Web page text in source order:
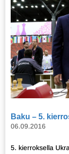
Baku – 5.
06.09.2016
5. kierroksella